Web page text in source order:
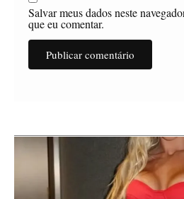
Salvar meus dados neste
que eu comentar.